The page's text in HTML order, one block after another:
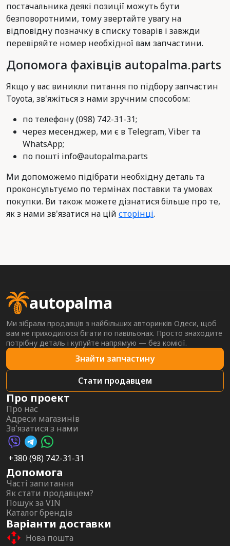
постачальника деякі позиції можуть бути
безповоротними, тому звертайте увагу на
відповідну позначку в списку товарів і завжди
перевіряйте номер необхідної вам запчастини.
Допомога фахівців autopalma.parts
Якщо у вас виникли питання по підбору запчастин
Toyota, зв'яжіться з нами зручним способом:
по телефону (098) 742-31-31;
через месенджер, ми є в Telegram, Viber та
WhatsApp;
по пошті info@autopalma.parts
Ми допоможемо підібрати необхідну деталь та
проконсультуємо по термінах поставки та умовах
покупки. Ви також можете дізнатися більше про те,
як з нами зв'язатися на цій сторінці.
autopalma
Ми зібрали продавців з найбільших авторинків Одеси, щоб
вам не приходилося бігати по павільонах. Просто знаходите
потрібну деталь і купуйте напрямую — без комісії.
Знайти запчастину
Стати продавцем
Про проект
Про нас
Адреси магазинів
Зв'язатися з нами
Viber AutoPalma
Telegram AutoPalma
WhatsApp AutoPalma
+380 (98) 742-31-31
Допомога
Часті запитання
Як стати продавцем?
Пошук за VIN
Каталог брендів
Варіанти доставки
Нова пошта